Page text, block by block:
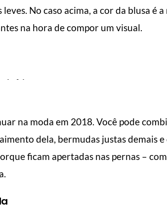
No caso acima, a cor da blusa é
na hora de compor um visual.
na moda em 2018. Você pode
dela, bermudas justas demais
ficam apertadas nas pernas –
Como fazer o dia render